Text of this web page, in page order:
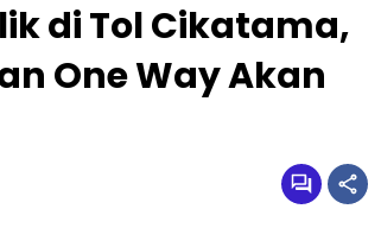
di Tol Cikatama,
One Way Akan